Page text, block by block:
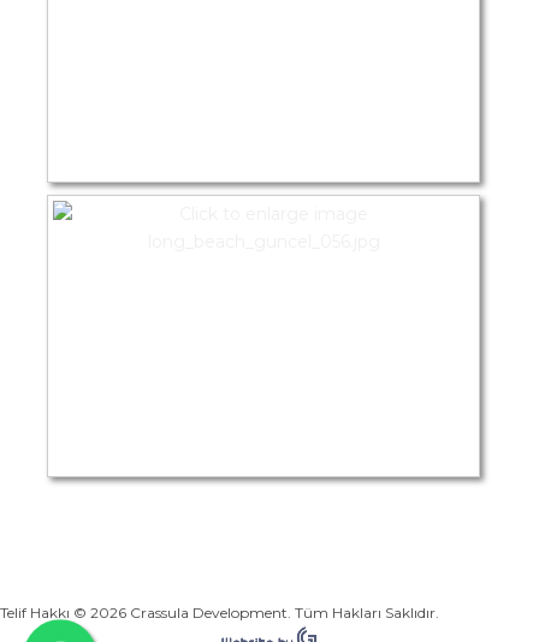
Telif Hakkı © 2026 Crassula Development. Tüm Hakları Saklıdır.